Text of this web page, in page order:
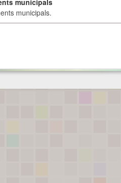
municipals
municipals.